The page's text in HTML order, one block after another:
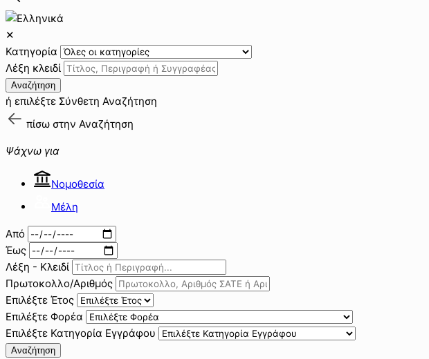
✕
Κατηγορία
Λέξη κλειδί
Αναζήτηση
ή επιλέξτε Σύνθετη Αναζήτηση
πίσω στην Αναζήτηση
Ψάχνω για
Νομοθεσία
Μέλη
Από
Έως
Λέξη - Κλειδί
Πρωτοκολλο/Αριθμός
Επιλέξτε Έτος
Επιλέξτε Φορέα
Επιλέξτε Κατηγορία Εγγράφου
Αναζήτηση